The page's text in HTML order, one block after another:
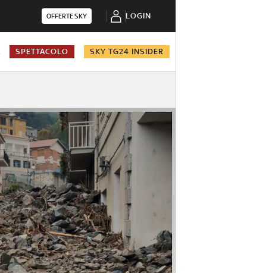
OFFERTE SKY LOGIN
SPETTACOLO SKY TG24 INSIDER